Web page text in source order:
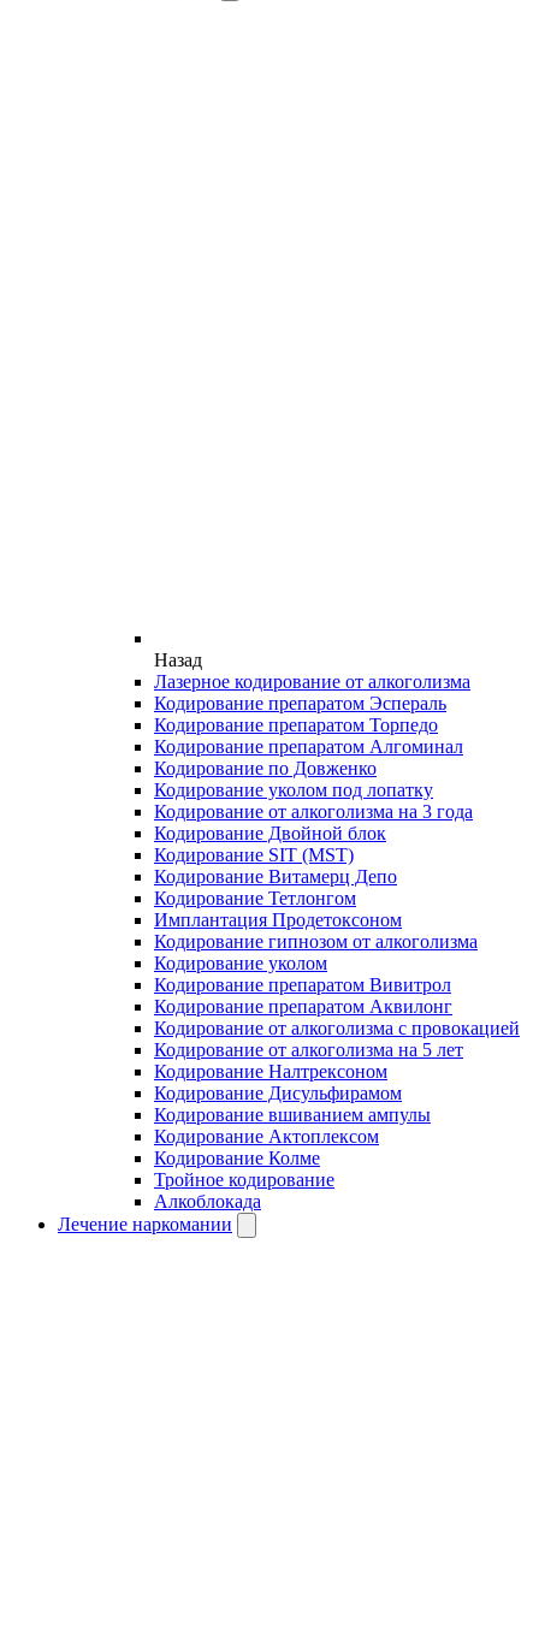
Назад
Лазерное кодирование от алкоголизма
Кодирование препаратом Эспераль
Кодирование препаратом Торпедо
Кодирование препаратом Алгоминал
Кодирование по Довженко
Кодирование уколом под лопатку
Кодирование от алкоголизма на 3 года
Кодирование Двойной блок
Кодирование SIT (MST)
Кодирование Витамерц Депо
Кодирование Тетлонгом
Имплантация Продетоксоном
Кодирование гипнозом от алкоголизма
Кодирование уколом
Кодирование препаратом Вивитрол
Кодирование препаратом Аквилонг
Кодирование от алкоголизма с провокацией
Кодирование от алкоголизма на 5 лет
Кодирование Налтрексоном
Кодирование Дисульфирамом
Кодирование вшиванием ампулы
Кодирование Актоплексом
Кодирование Колме
Тройное кодирование
Алкоблокада
Лечение наркомании